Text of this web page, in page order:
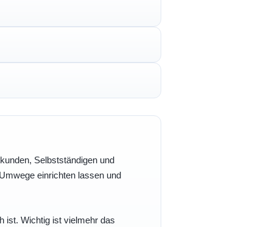
Selbstständigen und
einrichten lassen und
ist. Wichtig ist vielmehr das